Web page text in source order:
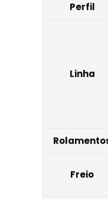
Perfil
Linha
Freio